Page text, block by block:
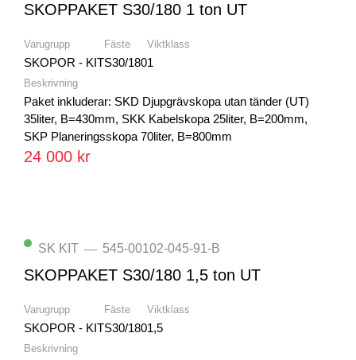
SKOPPAKET S30/180 1 ton UT
Varugrupp
SKOPOR - KIT
Fäste
S30/180
Viktklass
1
Beskrivning
Paket inkluderar: SKD Djupgrävskopa utan tänder (UT)
35liter, B=430mm, SKK Kabelskopa 25liter, B=200mm,
SKP Planeringsskopa 70liter, B=800mm
24 000 kr
SK KIT — 545-00102-045-91-B
SKOPPAKET S30/180 1,5 ton UT
Varugrupp
SKOPOR - KIT
Fäste
S30/180
Viktklass
1,5
Beskrivning